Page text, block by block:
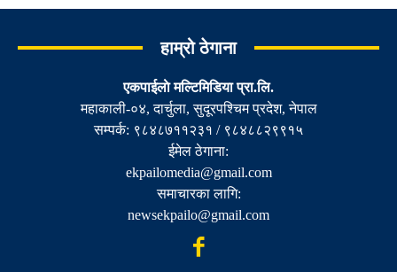
हाम्रो ठेगाना
एकपाईलाे मल्टिमिडिया प्रा.लि.
महाकाली-०४, दार्चुला, सुदूरपश्चिम प्रदेश, नेपाल
सम्पर्क: ९८४८७११२३१ / ९८४८८२९९१५
ईमेल ठेगाना:
ekpailomedia@gmail.com
समाचारका लागि:
newsekpailo@gmail.com